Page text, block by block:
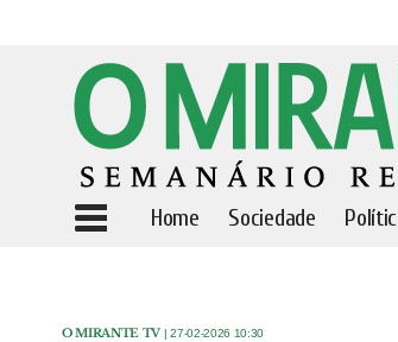
Home Sociedade
O MIRANTE TV | 27-02-2026 10:30